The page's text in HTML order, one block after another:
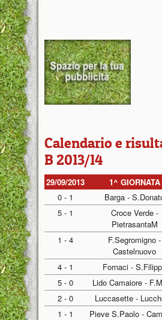
Calendario e
B 2013/14
29/09/2013 1^ GIORNATA
0 - 1
Barga -
5 - 1
Croce Verde -
PietrasantaM
1 - 4
F.Segromigno -
Castelnuovo
4 - 1 Fornaci -
5 - 0
Lido Camaiore -
2 - 0
Luccasette -
1 - 1
Pieve S.Paolo -